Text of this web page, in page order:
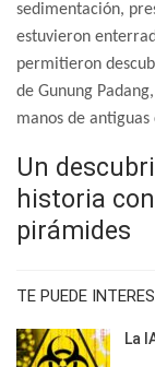
sedimentación,
estuvieron
permitieron
de Gunung
manos de
Un
historia
pirámides
TE PUEDE
La